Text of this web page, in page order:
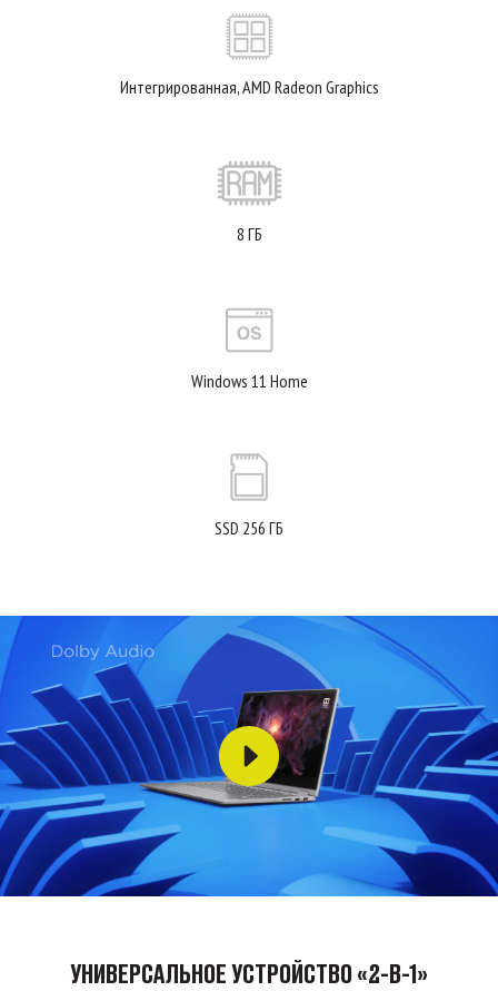
Интегрированная, AMD Radeon Graphics
8 ГБ
Windows 11 Home
SSD 256 ГБ
УНИВЕРСАЛЬНОЕ УСТРОЙСТВО «2-В-1»